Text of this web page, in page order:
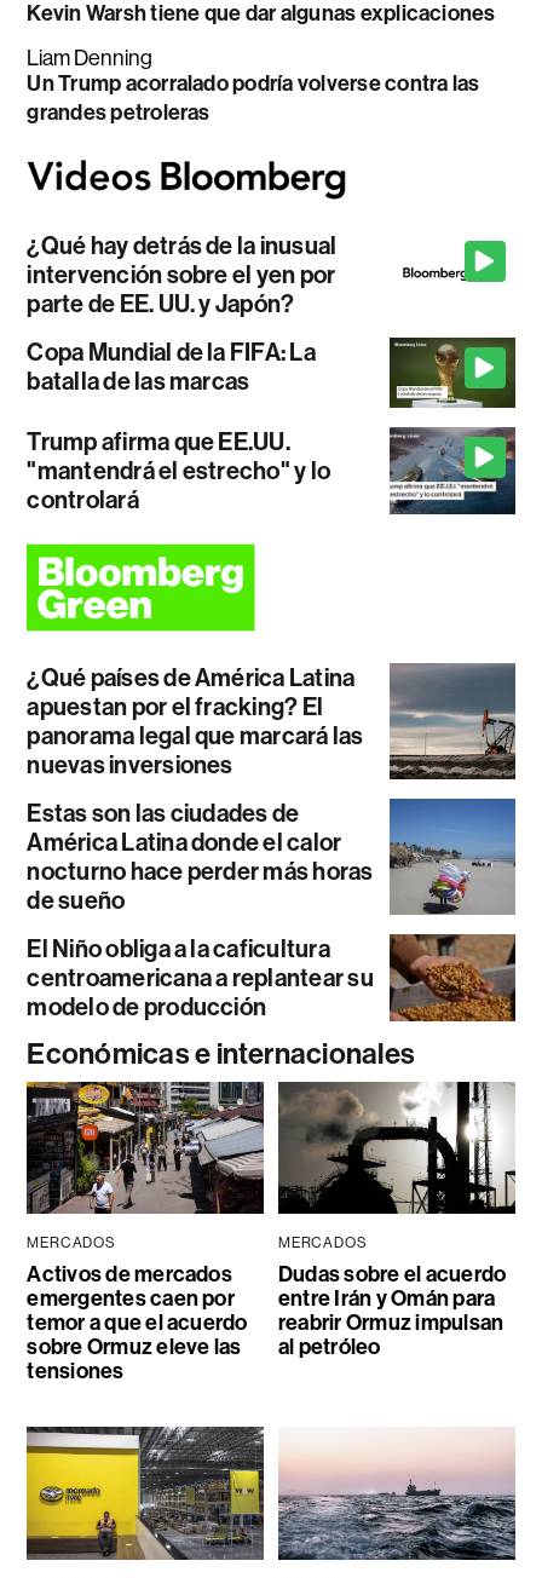
Kevin Warsh tiene que dar algunas explicaciones
Liam Denning
Un Trump acorralado podría volverse contra las
grandes petroleras
¿Qué hay detrás de la inusual
intervención sobre el yen por
parte de EE. UU. y Japón?
Copa Mundial de la FIFA: La
batalla de las marcas
Trump afirma que EE.UU.
"mantendrá el estrecho" y lo
controlará
¿Qué países de América Latina
apuestan por el fracking? El
panorama legal que marcará las
nuevas inversiones
Estas son las ciudades de
América Latina donde el calor
nocturno hace perder más horas
de sueño
El Niño obliga a la caficultura
centroamericana a replantear su
modelo de producción
Económicas e internacionales
MERCADOS
Activos de mercados
emergentes caen por
temor a que el acuerdo
sobre Ormuz eleve las
tensiones
MERCADOS
Dudas sobre el acuerdo
entre Irán y Omán para
reabrir Ormuz impulsan
al petróleo